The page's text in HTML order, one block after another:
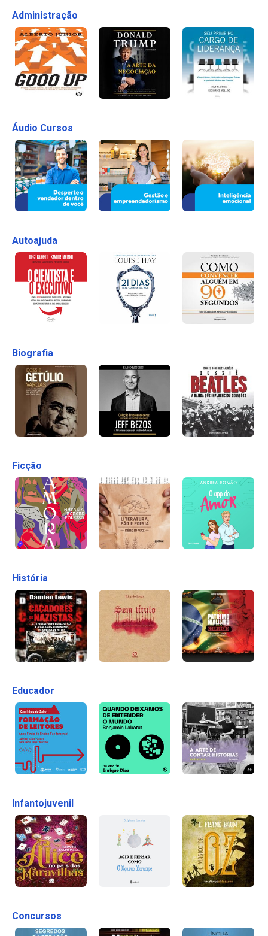
Administração
Áudio Cursos
Autoajuda
Biografia
Ficção
História
Educador
Infantojuvenil
Concursos